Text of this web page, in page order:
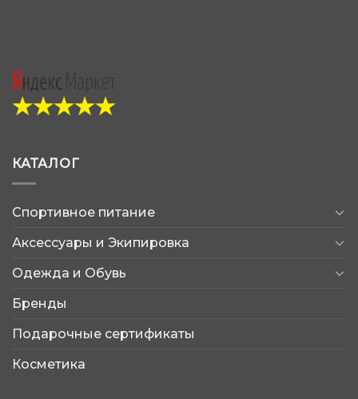
КАТАЛОГ
Спортивное питание
Аксессуары и Экипировка
Одежда и Обувь
Бренды
Подарочные сертификаты
Косметика